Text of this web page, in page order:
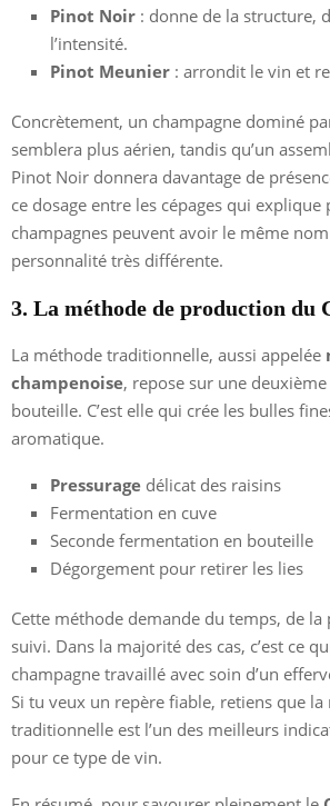
Pinot Noir : donne de la structure,
l’intensité.
Pinot Meunier : arrondit le vin et
Concrètement, un champagne dominé
semblera plus aérien, tandis qu’un
Pinot Noir donnera davantage de
ce dosage entre les cépages qui
champagnes peuvent avoir le même
personnalité très différente.
3. La méthode de production du
La méthode traditionnelle, aussi appelée
champenoise, repose sur une
bouteille. C’est elle qui crée les bulles
aromatique.
Pressurage délicat des raisins
Fermentation en cuve
Seconde fermentation en bouteille
Dégorgement pour retirer les lies
Cette méthode demande du temps, de
suivi. Dans la majorité des cas, c’est ce
champagne travaillé avec soin d’un
Si tu veux un repère fiable, retiens que
traditionnelle est l’un des meilleurs
pour ce type de vin.